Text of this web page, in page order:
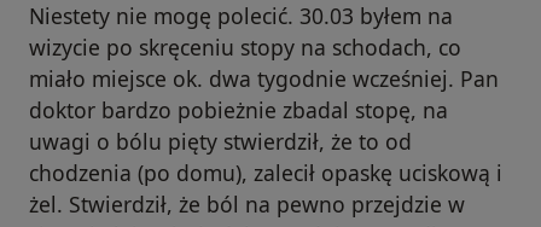
Niestety nie mogę polecić. 30.03 byłem na
wizycie po skręceniu stopy na schodach, co
miało miejsce ok. dwa tygodnie wcześniej. Pan
doktor bardzo pobieżnie zbadal stopę, na
uwagi o bólu pięty stwierdził, że to od
chodzenia (po domu), zalecił opaskę uciskową i
żel. Stwierdził, że ból na pewno przejdzie w